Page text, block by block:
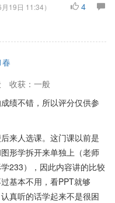
19日 11:34）
4
收获：一般
绩不错，所以评分仅供参
来人选课。这门课以前是
形学拆开来单独上（老师
233），因此内容讲的比较
基本不用，看PPT就够
真听的话学起来不是很困